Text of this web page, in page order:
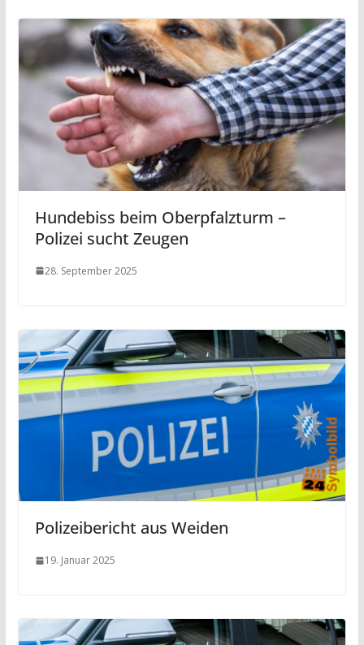
Hundebiss beim Oberpfalzturm –
Polizei sucht Zeugen
28. September 2025
Polizeibericht aus Weiden
19. Januar 2025